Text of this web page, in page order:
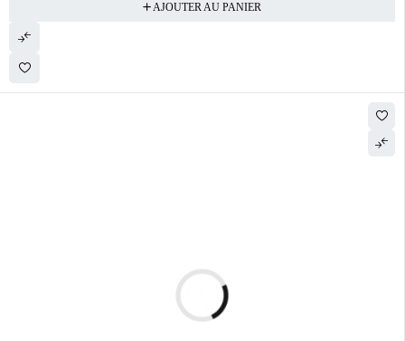
AJOUTER AU PANIER